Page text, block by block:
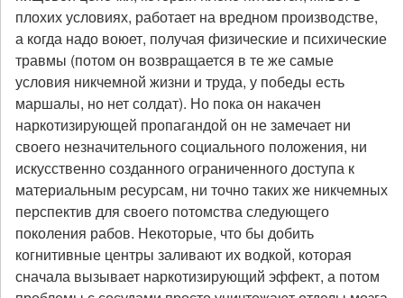
плохих условиях, работает на вредном производстве,
а когда надо воюет, получая физические и психические
травмы (потом он возвращается в те же самые
условия никчемной жизни и труда, у победы есть
маршалы, но нет солдат). Но пока он накачен
наркотизирующей пропагандой он не замечает ни
своего незначительного социального положения, ни
искусственно созданного ограниченного доступа к
материальным ресурсам, ни точно таких же никчемных
перспектив для своего потомства следующего
поколения рабов. Некоторые, что бы добить
когнитивные центры заливают их водкой, которая
сначала вызывает наркотизирующий эффект, а потом